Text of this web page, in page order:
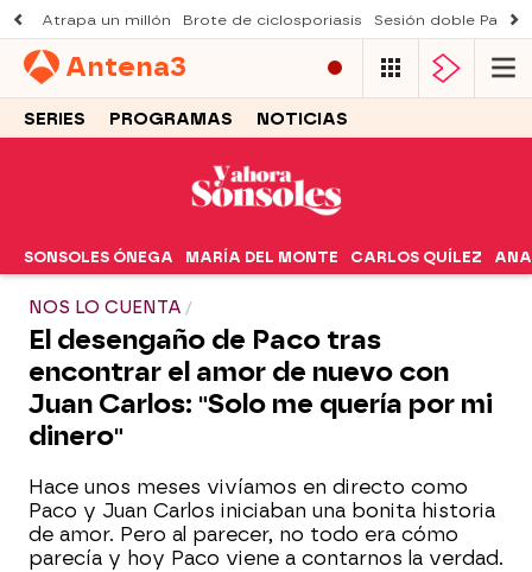
Atrapa un millón Brote de ciclosporiasis Sesión doble
Antena3
SERIES PROGRAMAS NOTICIAS
SONSOLES ÓNEGA MARÍA DEL MONTE CARLOS QUÍLEZ ANA
NOS LO CUENTA
El desengaño de Paco tras
encontrar el amor de nuevo con
Juan Carlos: "Solo me quería por mi
dinero"
Hace unos meses vivíamos en directo como
Paco y Juan Carlos iniciaban una bonita historia
de amor. Pero al parecer, no todo era cómo
parecía y hoy Paco viene a contarnos la verdad.